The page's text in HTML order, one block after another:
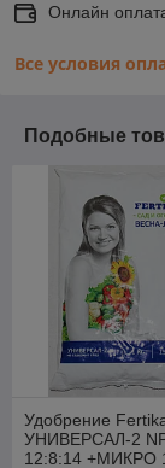
Онлайн
Все условия
Подобные
Удобрение
УНИВЕРСАЛ-2
12:8:14 +МИКРО